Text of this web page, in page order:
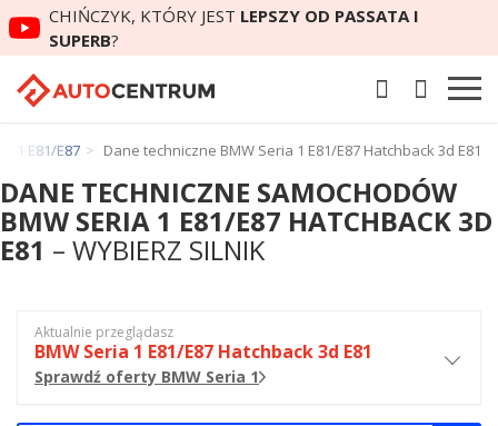
CHIŃCZYK, KTÓRY JEST LEPSZY OD PASSATA I
SUPERB?
1 E81/E87 Dane techniczne BMW Seria 1 E81/E87 Hatchback 3d E81
DANE TECHNICZNE SAMOCHODÓW
BMW SERIA 1 E81/E87 HATCHBACK 3D
E81 – WYBIERZ SILNIK
Aktualnie przeglądasz
BMW Seria 1 E81/E87 Hatchback 3d E81
Sprawdź oferty BMW Seria 1